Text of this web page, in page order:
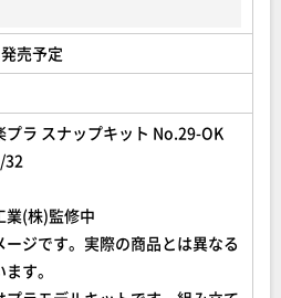
売予定
プラ スナップキット No.29-OK
32
(株)監修中
ジです。実際の商品とは異なる
す。